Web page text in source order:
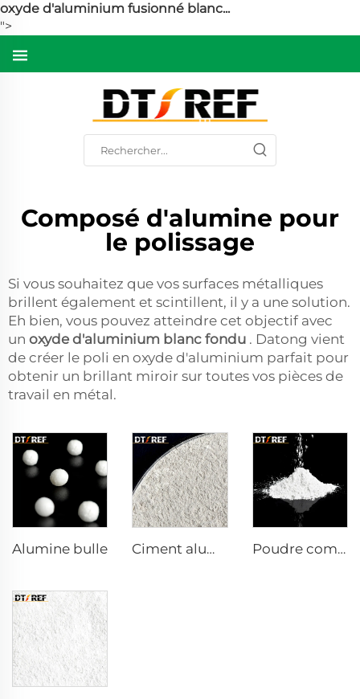
oxyde d'aluminium fusionné blanc...
">
Composé d'alumine pour
le polissage
Si vous souhaitez que vos surfaces métalliques
brillent également et scintillent, il y a une solution.
Eh bien, vous pouvez atteindre cet objectif avec
un oxyde d'aluminium blanc fondu . Datong vient
de créer le poli en oxyde d'aluminium parfait pour
obtenir un brillant miroir sur toutes vos pièces de
travail en métal.
Alumine bulle Ciment aluminocalcaire DK-68 Poudre composite réactive α-Al₂O₃